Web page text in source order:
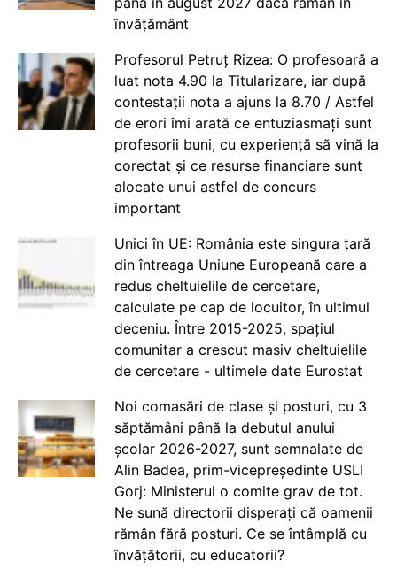
învățământ
Profesorul Petruț Rizea: O profesoară a
luat nota 4.90 la Titularizare, iar după
contestații nota a ajuns la 8.70 / Astfel
de erori îmi arată ce entuziasmați sunt
profesorii buni, cu experiență să vină la
corectat și ce resurse financiare sunt
alocate unui astfel de concurs
important
Unici în UE: România este singura țară
din întreaga Uniune Europeană care a
redus cheltuielile de cercetare,
calculate pe cap de locuitor, în ultimul
deceniu. Între 2015-2025, spațiul
comunitar a crescut masiv cheltuielile
de cercetare - ultimele date Eurostat
Noi comasări de clase și posturi, cu 3
săptămâni până la debutul anului
școlar 2026-2027, sunt semnalate de
Alin Badea, prim-vicepreședinte USLI
Gorj: Ministerul o comite grav de tot.
Ne sună directorii disperați că oamenii
rămân fără posturi. Ce se întâmplă cu
învățătorii, cu educatorii?